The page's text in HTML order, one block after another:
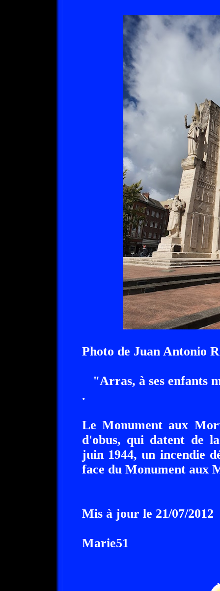
Photo de Juan Antonio
"Arras, à ses enfants
.
Le Monument aux
d'obus, qui datent de
juin 1944, un incendie
face du Monument aux
Mis à jour le 21/07/2012
Marie51